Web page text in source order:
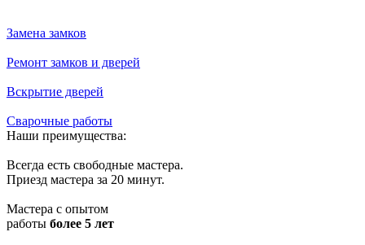
Замена замков
Ремонт замков и дверей
Вскрытие дверей
Сварочные работы
Наши преимущества:
Всегда есть свободные мастера.
Приезд мастера за 20 минут.
Мастера с опытом
работы более 5 лет